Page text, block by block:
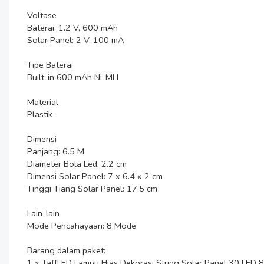
Voltase
Baterai: 1.2 V, 600 mAh
Solar Panel: 2 V, 100 mA
Tipe Baterai
Built-in 600 mAh Ni-MH
Material
Plastik
Dimensi
Panjang: 6.5 M
Diameter Bola Led: 2.2 cm
Dimensi Solar Panel: 7 x 6.4 x 2 cm
Tinggi Tiang Solar Panel: 17.5 cm
Lain-lain
Mode Pencahayaan: 8 Mode
Barang dalam paket: